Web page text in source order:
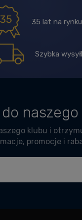
35 lat na rynku
Szybka
do
klubu i
promocje i